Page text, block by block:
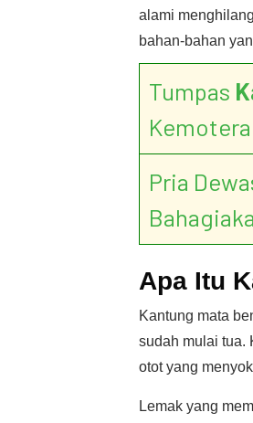
alami
bahan-bahan
Tumpas
Pria
Apa Itu
Kantung mata
sudah mulai tua.
otot yang
Lemak yang